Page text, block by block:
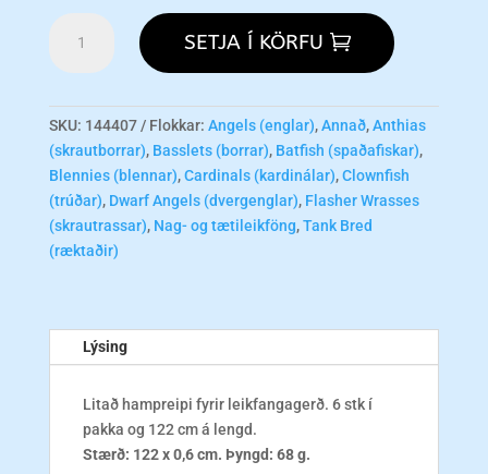
122cm
6mm
-
6pk
-
UPPSELT!
SETJA Í KÖRFU
SKU: 144407 Flokkar: Angels (englar),Annað,Anthias
(skrautborrar), Basslets (borrar), Batfish (spaðafiskar),
Blennies (blennar),Cardinals (kardinálar),Clownfish
(trúðar), Dwarf Angels (dvergenglar), Flasher Wrasses
(skrautrassar), Nag- og tætileikföng,Tank Bred
(ræktaðir)
Lýsing
Litað hampreipi fyrir leikfangagerð. 6 stk í
pakka og 122 cm á lengd.
Stærð: 122 x 0,6 cm. Þyngd: 68 g.